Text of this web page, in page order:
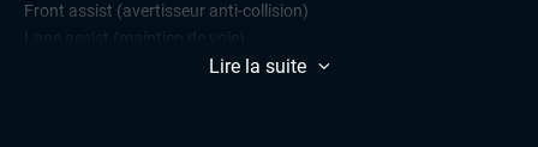
Front assist (avertisseur anti-collision)
Lire la suite